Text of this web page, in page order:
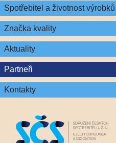
Spotřebitel a životnost výrobků
Značka kvality
Aktuality
Partneři
Kontakty